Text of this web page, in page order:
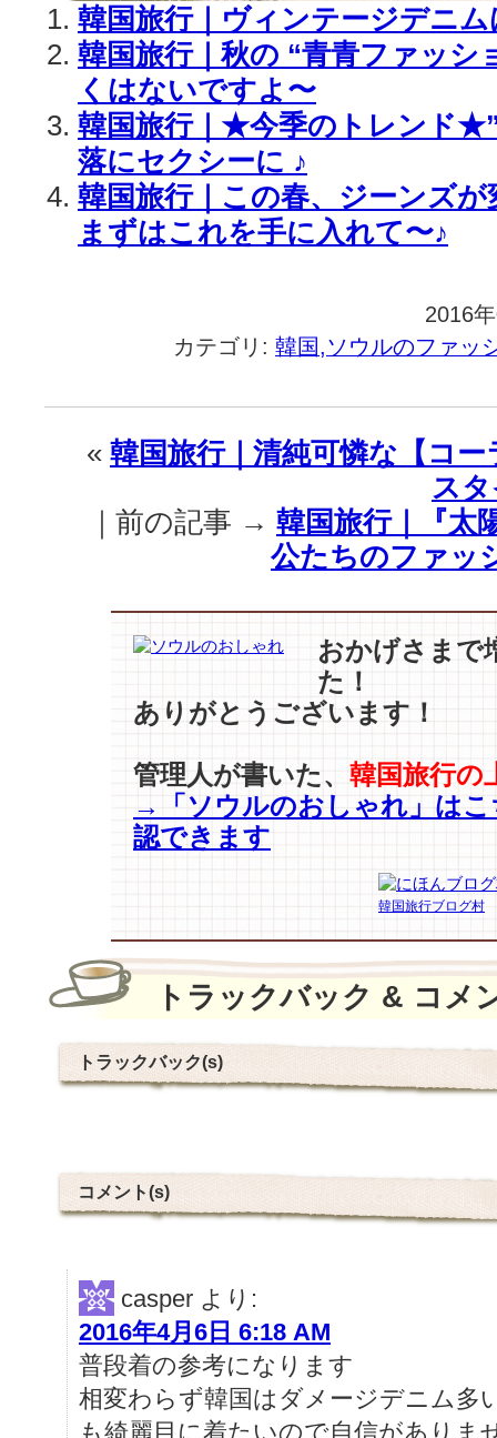
韓国旅行｜ヴィンテージデニ
韓国旅行｜秋の “青青ファッシ
くはないですよ〜
韓国旅行｜★今季のトレンド
落にセクシーに ♪
韓国旅行｜この春、ジーンズ
まずはこれを手に入れて〜♪
2016
カテゴリ: 韓国,ソウルのファッ
« 韓国旅行｜清純可憐な【コ
ス
｜前の記事 → 韓国旅行｜『太
公たちのファッ
おかげさまで
た！
ありがとうございます！
管理人が書いた、 韓国旅行の
→「ソウルのおしゃれ」はこ
認できます
韓国旅行ブログ村
トラックバック & コメ
トラックバック(s)
コメント(s)
casper より:
2016年4月6日 6:18 AM
普段着の参考になります
相変わらず韓国はダメージデニム多
も綺麗目に着たいので自信がありま